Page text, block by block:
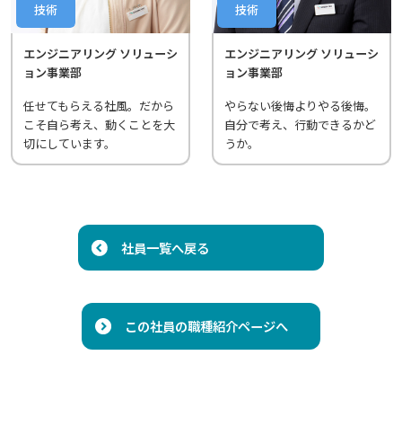
技術
エンジニアリング ソリューシ
ョン事業部
任せてもらえる社風。だから
こそ自ら考え、動くことを大
切にしています。
技術
エンジニアリング ソリューシ
ョン事業部
やらない後悔よりやる後悔。
自分で考え、行動できるかど
うか。
社員一覧へ戻る
この社員の職種紹介ページへ